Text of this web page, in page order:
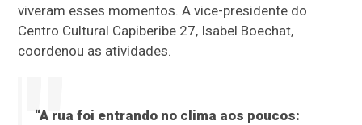
viveram esses momentos. A vice-presidente do
Centro Cultural Capiberibe 27, Isabel Boechat,
coordenou as atividades.
“A rua foi entrando no clima aos poucos: